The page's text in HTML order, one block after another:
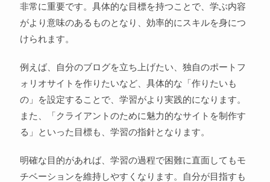
非常に重要です。具体的な目標を持つことで、学ぶ内容
がより意味のあるものとなり、効率的にスキルを身につ
けられます。
例えば、自分のブログを立ち上げたい、独自のポートフ
ォリオサイトを作りたいなど、具体的な「作りたいも
の」を設定することで、学習がより実践的になります。
また、「クライアントのために魅力的なサイトを制作す
る」といった目標も、学習の指針となります。
明確な目的があれば、学習の過程で困難に直面してもモ
チベーションを維持しやすくなります。自分が目指すも